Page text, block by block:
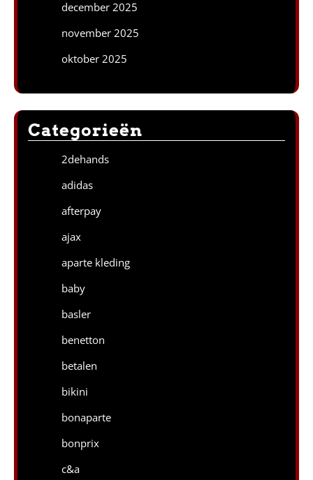
december 2025
november 2025
oktober 2025
Categorieën
2dehands
adidas
afterpay
ajax
aparte kleding
baby
basler
benetton
betalen
bikini
bonaparte
bonprix
c&a